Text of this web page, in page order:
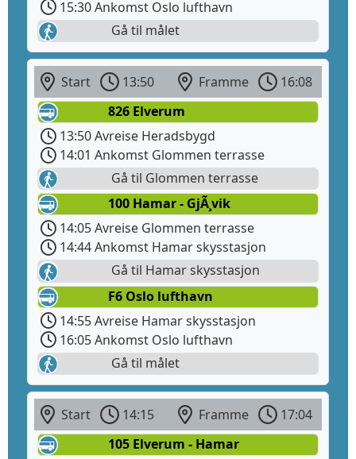
15:30 Ankomst Oslo lufthavn
Gå til målet
Start 13:50 Framme
16:08
826 Elverum
13:50 Avreise Heradsbygd
14:01 Ankomst Glommen terrasse
Gå til Glommen terrasse
100 Hamar - GjÃ¸vik
14:05 Avreise Glommen terrasse
14:44 Ankomst Hamar skysstasjon
Gå til Hamar skysstasjon
F6 Oslo lufthavn
14:55 Avreise Hamar skysstasjon
16:05 Ankomst Oslo lufthavn
Gå til målet
Start 14:15 Framme
17:04
105 Elverum - Hamar